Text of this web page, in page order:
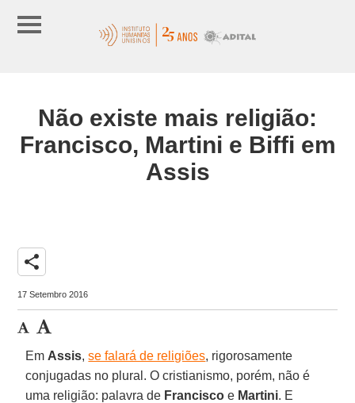
Não existe mais religião:
Francisco, Martini e Biffi em
Assis
share
17 Setembro 2016
Em Assis,se falará de religiões, rigorosamente
conjugadas no plural. O cristianismo, porém, não é
uma religião: palavra de Francisco e Martini. E